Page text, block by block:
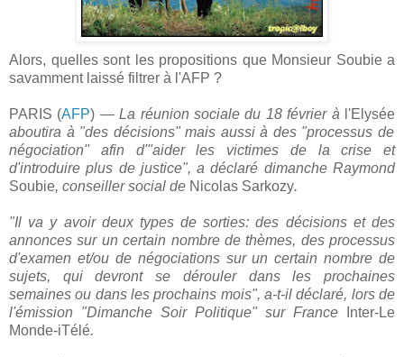
Alors, quelles sont les propositions que Monsieur Soubie a
savamment laissé filtrer à l'AFP ?
PARIS (AFP) —La réunion sociale du 18 février à l'Elysée
aboutira à "des décisions" mais aussi à des "processus de
négociation" afin d'"aider les victimes de la crise et
d'introduire plus de justice", a déclaré dimanche Raymond
Soubie, conseiller social de Nicolas Sarkozy.
"Il va y avoir deux types de sorties: des décisions et des
annonces sur un certain nombre de thèmes, des processus
d'examen et/ou de négociations sur un certain nombre de
sujets, qui devront se dérouler dans les prochaines
semaines ou dans les prochains mois", a-t-il déclaré, lors de
l'émission "Dimanche Soir Politique" sur France
Inter-Le
Monde-iTélé.